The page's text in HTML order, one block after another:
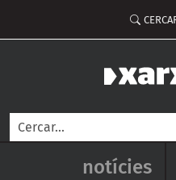
Cerca
notícies